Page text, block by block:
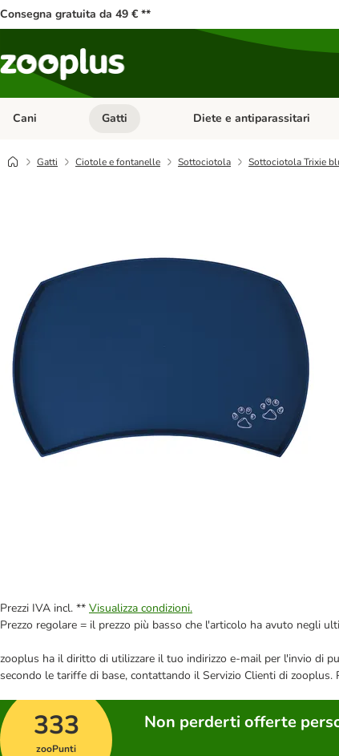
Consegna gratuita da 49 € **
Cani Apri Menu Categoria: Cani
Gatti Apri Menu Categoria: Gatti
Diete e antiparassitari
Gatti Ciotole e fontanelle Sottociotola Sottociotola Trixie
Prezzi IVA incl. ** Visualizza condizioni.
Prezzo regolare = il prezzo più basso che l'articolo ha avuto negli
zooplus ha il diritto di utilizzare il tuo indirizzo e-mail per l'invio di
secondo le tariffe di base, contattando il Servizio Clienti di zooplus.
333
zooPunti
Non perderti offerte